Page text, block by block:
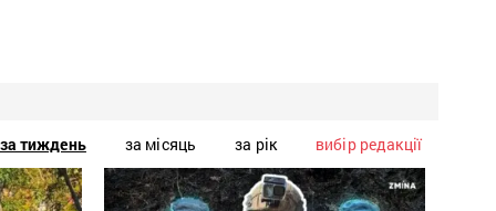
за тиждень за місяць за рік вибір редакції